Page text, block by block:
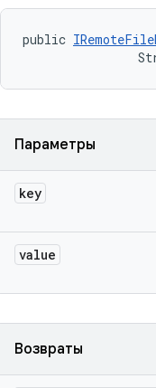
public
Параметры
key
value
Возвраты